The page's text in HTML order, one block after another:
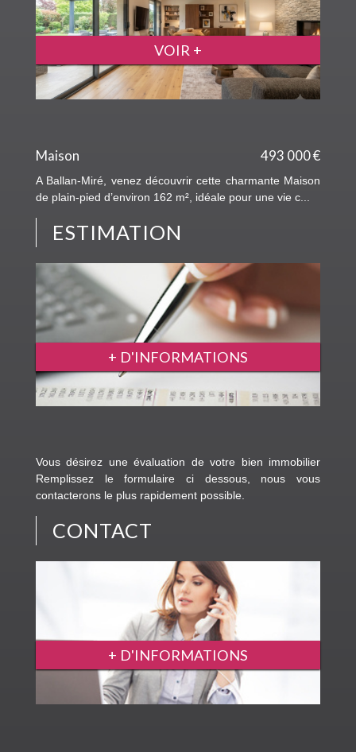
VOIR +
Maison 493 000 €
A Ballan-Miré, venez découvrir cette charmante Maison
de plain-pied d’environ 162 m², idéale pour une vie c...
ESTIMATION
+ D'INFORMATIONS
Vous désirez une évaluation de votre bien immobilier
Remplissez le formulaire ci dessous, nous vous
contacterons le plus rapidement possible.
CONTACT
+ D'INFORMATIONS